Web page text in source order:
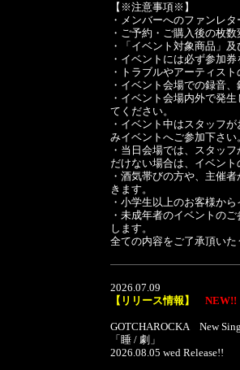
【※注意事項※】
・メンバーへのファンレ
・ご予約・ご購入後の枚
・「イベント対象商品」
・イベントには必ず参加
・トラブルやアーティス
・イベント会場での録音
・イベント会場内外で発
てください。
・イベント中はスタッフ
みイベントへご参加下さい。
・当日会場では、スタッ
だけない場合は、イベン
・酒気帯びの方や、主催
きます。
・小学生以上のお客様か
・未成年者のイベントの
します。
全ての内容をご了承頂い
2026.07.09
【リリース情報】
NEW!!
GOTCHAROCKA New
「睡 / 劇」
2026.08.05 wed Release!!